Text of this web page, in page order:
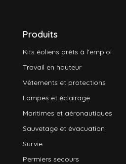
Produits
Kits éoliens prêts à l'emploi
Travail en hauteur
Vêtements et protections
Lampes et éclairage
Maritimes et aéronautiques
Sauvetage et évacuation
Survie
Permiers secours